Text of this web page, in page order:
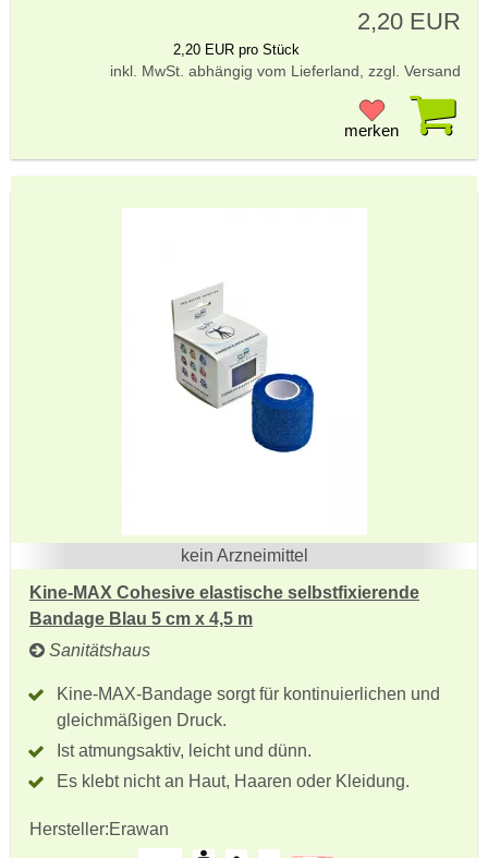
2,20 EUR
2,20 EUR pro Stück
inkl. MwSt. abhängig vom Lieferland, zzgl. Versand
merken
kein Arzneimittel
Kine-MAX Cohesive elastische selbstfixierende
Bandage Blau 5 cm x 4,5 m
Sanitätshaus
Kine-MAX-Bandage sorgt für kontinuierlichen und
gleichmäßigen Druck.
Ist atmungsaktiv, leicht und dünn.
Es klebt nicht an Haut, Haaren oder Kleidung.
Hersteller:Erawan